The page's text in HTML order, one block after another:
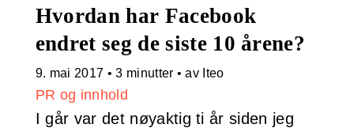
Hvordan har Facebook
endret seg de siste 10 årene?
9. mai 2017 •3 minutter • av Iteo
PR og innhold
I går var det nøyaktig ti år siden jeg